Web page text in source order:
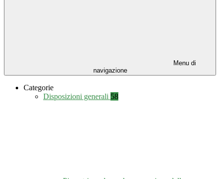
Menu di
navigazione
Categorie
Disposizioni generali 58